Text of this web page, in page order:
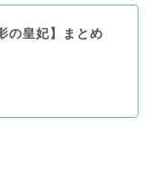
の皇妃】まとめ